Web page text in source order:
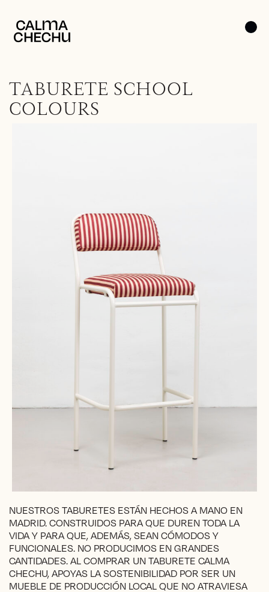
TABURETE SCHOOL
COLOURS
NUESTROS TABURETES ESTÁN HECHOS A MANO EN
MADRID. CONSTRUIDOS PARA QUE DUREN TODA LA
VIDA Y PARA QUE, ADEMÁS, SEAN CÓMODOS Y
FUNCIONALES. NO PRODUCIMOS EN GRANDES
CANTIDADES. AL COMPRAR UN TABURETE CALMA
CHECHU, APOYAS LA SOSTENIBILIDAD POR SER UN
MUEBLE DE PRODUCCIÓN LOCAL QUE NO ATRAVIESA